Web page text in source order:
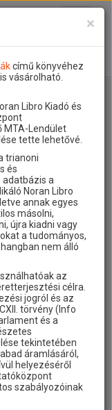
iratok és
társadalom
alatt)
×
című könyvéhez
vásárolható.
Libro Kiadó és
MTA-Lendület
tette lehetővé.
trianoni
és
a
Noran Libro
annak egyes
másolni,
újra kiadni vagy
a tudományos,
nem álló
az
célra.
jogról és az
törvény (Info
és a
tekintetében
áramlásáról,
helyezéséről
szabályozóinak
árvákcímű
meg is
és az MTA
az MTA-
számára.
Honnan:
Hova:
Hova ↓
Budapest
Torna]
[Ismeretlen]